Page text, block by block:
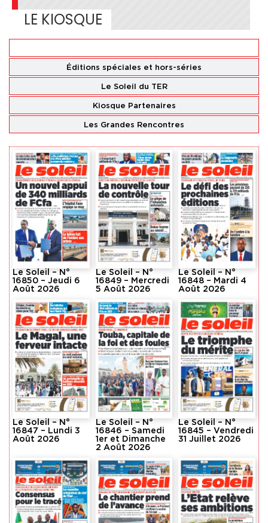
LE KIOSQUE
Éditions spéciales et hors-séries
Le Soleil du TER
Kiosque Partenaires
Les Grandes Rencontres
Le Soleil – N°
16850 – Jeudi 6
Août 2026
Le Soleil – N°
16849 – Mercredi
5 Août 2026
Le Soleil – N°
16848 – Mardi 4
Août 2026
Le Soleil – N°
16847 – Lundi 3
Août 2026
Le Soleil – N°
16846 – Samedi
1er et Dimanche
2 Août 2026
Le Soleil – N°
16845 – Vendredi
31 Juillet 2026